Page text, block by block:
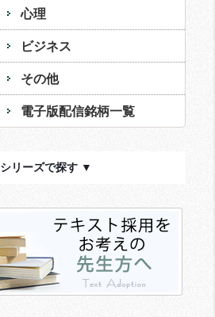
心理
ビジネス
その他
電子版配信銘柄一覧
シリーズで探す ▼